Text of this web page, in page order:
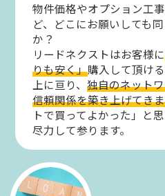
物件価格やオプション工
ど、どこにお願いしても
か？
リードネクストはお客様に
りも安く」購入して頂け
上に亘り、独自のネット
信頼関係を築き上げてき
トで買ってよかった」と
尽力して参ります。